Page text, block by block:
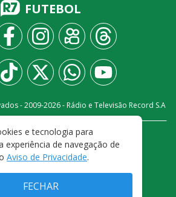
FUTEBOL
- 2009-2026- Rádio e Televisão Record S.A
FALE CONOSCO
PRIVACIDADE
E CONDIÇÕES DE USO
e tecnologia para
experiência de navegação de
Aviso de Privacidade.
FECHAR